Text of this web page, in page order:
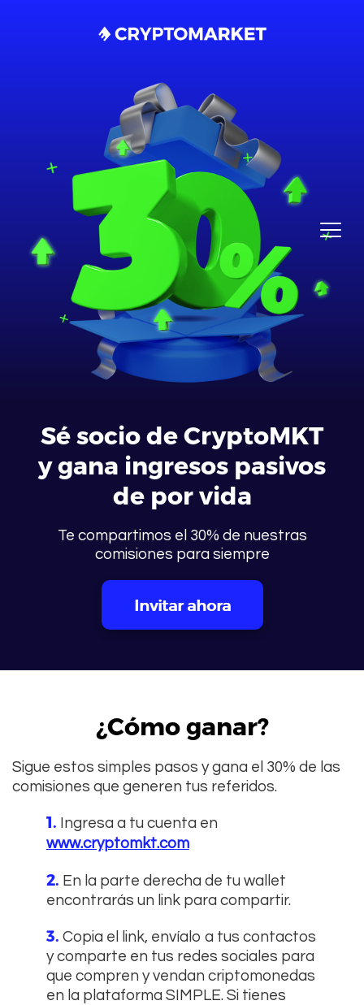
Sé socio de CryptoMKT
y gana ingresos pasivos
de por vida
Te compartimos el 30% de nuestras
comisiones para siempre
Invitar ahora
¿Cómo ganar?
Sigue estos simples pasos y gana el 30% de las
comisiones que generen tus referidos.
1. Ingresa a tu cuenta en
www.cryptomkt.com
2. En la parte derecha de tu wallet
encontrarás un link para compartir.
3. Copia el link, envíalo a tus contactos
y comparte en tus redes sociales para
que compren y vendan criptomonedas
en la plataforma SIMPLE. Si tienes